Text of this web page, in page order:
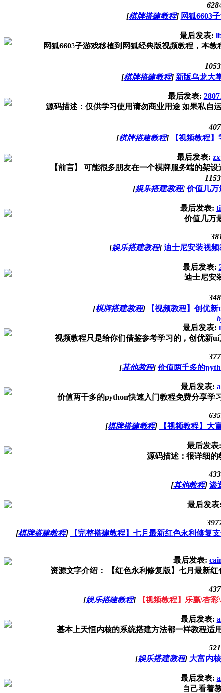
[棋牌搭建教程] 网狐6603
最后发表:
网狐6603子游戏移植到网狐经典版视频教程，本
[棋牌搭建教程] 新版乌龙大
最后发表:
源码描述：仅供学习使用请勿商业用途 如果私自
[棋牌搭建教程] 【视频教程
最后发表:
【前言】 可能很多朋友在一个棋牌服务端的架
[娱乐搭建教程] 价值几万
最后发表:
价值几万
[娱乐搭建教程] 迪士尼安装视
最后发表:
迪士尼安
[棋牌搭建教程]
【视频教程】创优
最后发表:
视频教程只是给你们借鉴参考学习的，创优新
[其他教程] 价值两千多的
最后发表:
价值两千多的python快速入门教程免费分享学
[棋牌搭建教程] 【视频教程】大
最后发
源码描述：很详细的
[其他教程] 渗
最后发
[棋牌搭建教程] 【完整搭建教程】七月最新红色永利修复
最后发表:
资源文字介绍： 【红色永利修复版】七月最新
[娱乐搭建教程] 【视频教程】乐赢\杏
最后发表:
基本上天恒内核的系统搭建方法都一样教程适
[娱乐搭建教程] 大富内
最后发表:
自己看着